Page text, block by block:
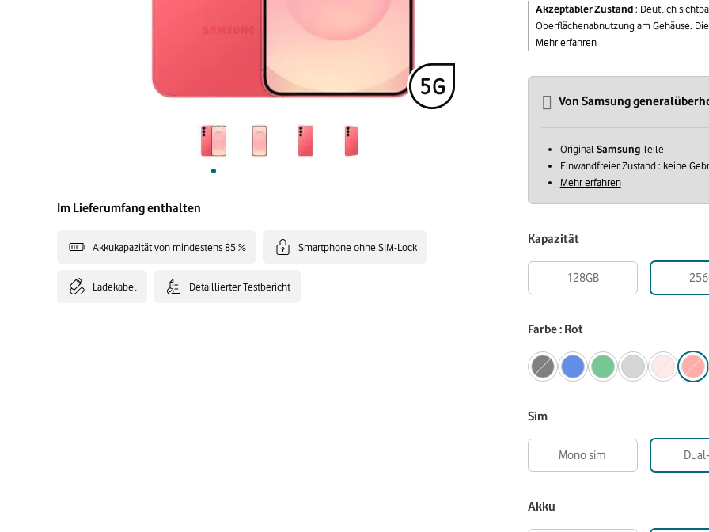
Im Lieferumfang enthalten
Akkukapazität von mindestens 85 % Smartphone ohne SIM-Lock
Ladekabel Detaillierter Testbericht
Akzeptabler Zustand: Deutlich
Oberflächenabnutzung am Gehäuse.
Mehr erfahren
Von Samsung
Original Samsung-Teile
Einwandfreier Zustand : keine
Mehr erfahren
Kapazität
128GB
Farbe : Rot
Sim
Mono sim
Akku